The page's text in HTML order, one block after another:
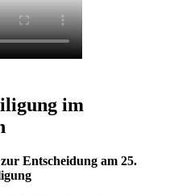
im
Entscheidung am 25.